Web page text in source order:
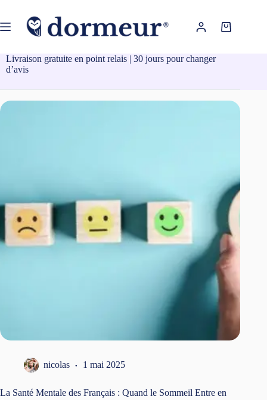
contenu
Panier
Livraison gratuite en point relais | 30 jours pour changer
d’avis
nicolas 1 mai 2025
La Santé Mentale des Français : Quand le Sommeil Entre en